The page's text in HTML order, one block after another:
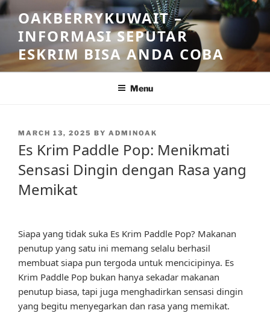
Skip
to
content
OAKBERRYKUWAIT –
INFORMASI SEPUTAR
ESKRIM BISA ANDA COBA
Menu
POSTED
MARCH 13, 2025 BY ADMINOAK
Es Krim Paddle Pop: Menikmati
Sensasi Dingin dengan Rasa yang
Memikat
Siapa yang tidak suka Es Krim Paddle Pop? Makanan
penutup yang satu ini memang selalu berhasil
membuat siapa pun tergoda untuk mencicipinya. Es
Krim Paddle Pop bukan hanya sekadar makanan
penutup biasa, tapi juga menghadirkan sensasi dingin
yang begitu menyegarkan dan rasa yang memikat.